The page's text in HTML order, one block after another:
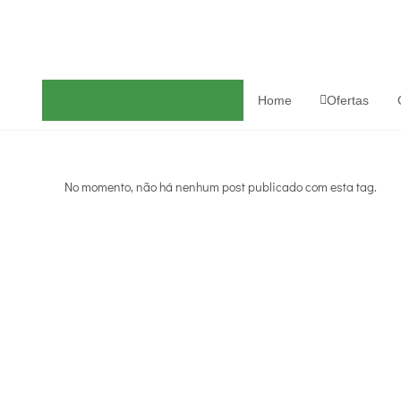
Home Ofertas
No momento, não há nenhum post publicado com esta tag.